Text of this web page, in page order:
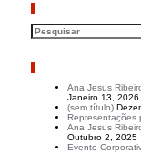
Ana Jesus
Janeiro 13, 2026
(sem título)
Representações
Ana Jesus
Outubro 2, 2025
Evento